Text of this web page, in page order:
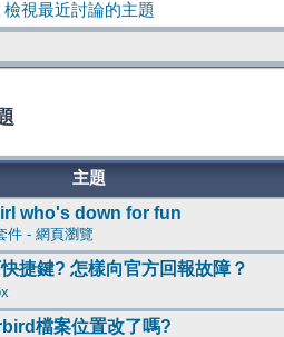
檢視最近討論的主題
主題
who's down for fun
件 - 網頁瀏覽
捷鍵? 怎樣向官方回報故障？
檔案位置改了嗎?